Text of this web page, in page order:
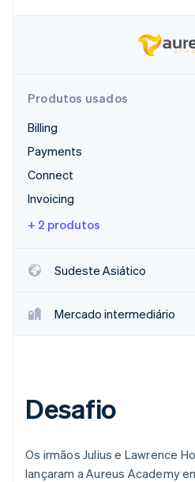
Atlas
Incorporação de startups
Identity
Stripe Sessions 2026
Assista agora
Parceiros
Stripe App
Produtos usados
Billing
Payments
Connect
Invoicing
+ 2 produtos
Sudeste Asiático
Mercado intermediário
Desafio
Os irmãos Julius e Lawrence
lançaram a Aureus Academy